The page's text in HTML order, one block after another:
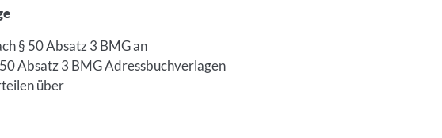
§ 50 Absatz 3 BMG an
Absatz 3 BMG Adressbuchverlagen
über